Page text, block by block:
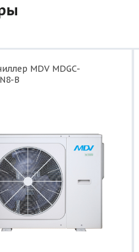
MDV MDGC-
B